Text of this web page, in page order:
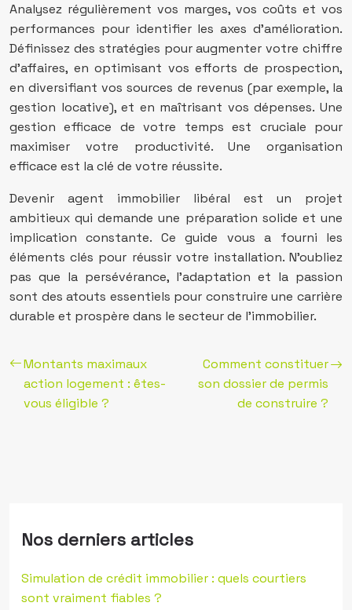
Analysez régulièrement vos marges, vos coûts et vos
performances pour identifier les axes d’amélioration.
Définissez des stratégies pour augmenter votre chiffre
d’affaires, en optimisant vos efforts de prospection,
en diversifiant vos sources de revenus (par exemple, la
gestion locative), et en maîtrisant vos dépenses. Une
gestion efficace de votre temps est cruciale pour
maximiser votre productivité. Une organisation
efficace est la clé de votre réussite.
Devenir agent immobilier libéral est un projet
ambitieux qui demande une préparation solide et une
implication constante. Ce guide vous a fourni les
éléments clés pour réussir votre installation. N’oubliez
pas que la persévérance, l’adaptation et la passion
sont des atouts essentiels pour construire une carrière
durable et prospère dans le secteur de l’immobilier.
Montants maximaux
action logement : êtes-
vous éligible ?
Comment constituer
son dossier de permis
de construire ?
Nos derniers articles
Simulation de crédit immobilier : quels courtiers
sont vraiment fiables ?